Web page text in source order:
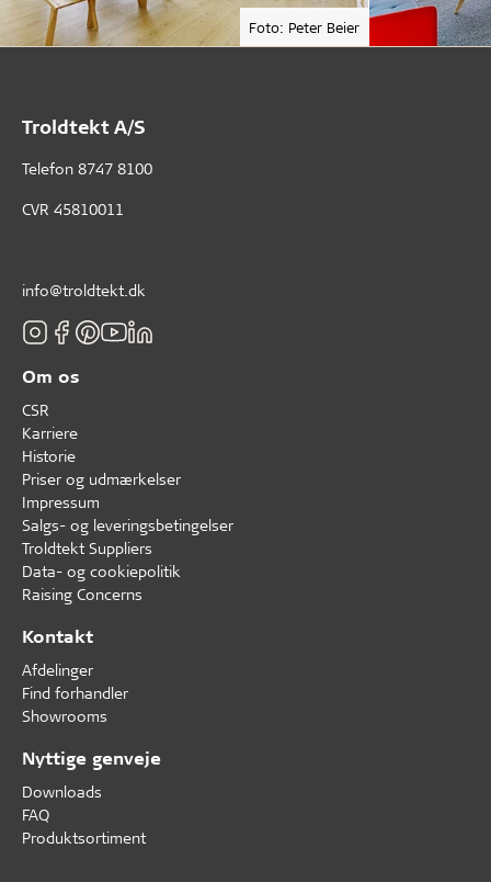
Foto: Peter Beier
Troldtekt A/S
Telefon 8747 8100
CVR 45810011
info@troldtekt.dk
Om os
CSR
Karriere
Historie
Priser og udmærkelser
Impressum
Salgs- og leveringsbetingelser
Troldtekt Suppliers
Data- og cookiepolitik
Raising Concerns
Kontakt
Afdelinger
Find forhandler
Showrooms
Nyttige genveje
Downloads
FAQ
Produktsortiment